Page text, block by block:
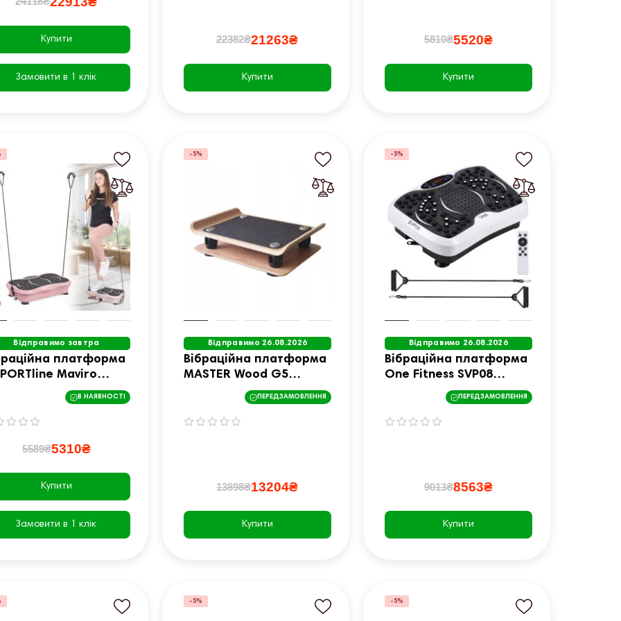
Купити
Замовити в 1 клік
22382₴21263₴
Купити
5810₴5520₴
Купити
Відправимо завтра
платформа
Maviro
В НАЯВНОСТІ
5589₴5310₴
Купити
Замовити в 1 клік
-5%
Відправимо 26.08.2026
Вібраційна платформа
MASTER Wood G5
ПЕРЕДЗАМОВЛЕННЯ
13898₴13204₴
Купити
-5%
Відправимо 26.08.2026
Вібраційна платформа
One Fitness SVP08
чорно-біла
ПЕРЕДЗАМОВЛЕННЯ
9013₴8563₴
Купити
-5% -5%